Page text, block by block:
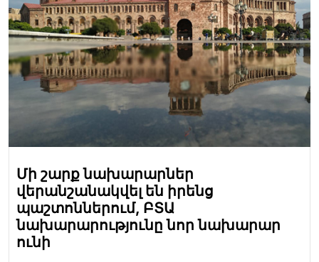
Մի շարք նախարարներ
վերանշանակվել են իրենց
պաշտոններում, ԲՏԱ
նախարարությունը նոր նախարար
ունի